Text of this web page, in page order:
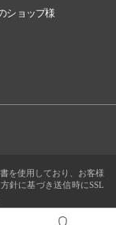
ショップ様
を使用しており、お客様
針に基づき送信時にSSL